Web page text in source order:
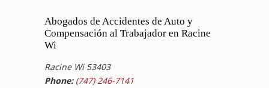
Abogados de Accidentes de Auto y
Compensación al Trabajador en Racine
Wi
Racine Wi 53403
Phone: (747) 246-7141